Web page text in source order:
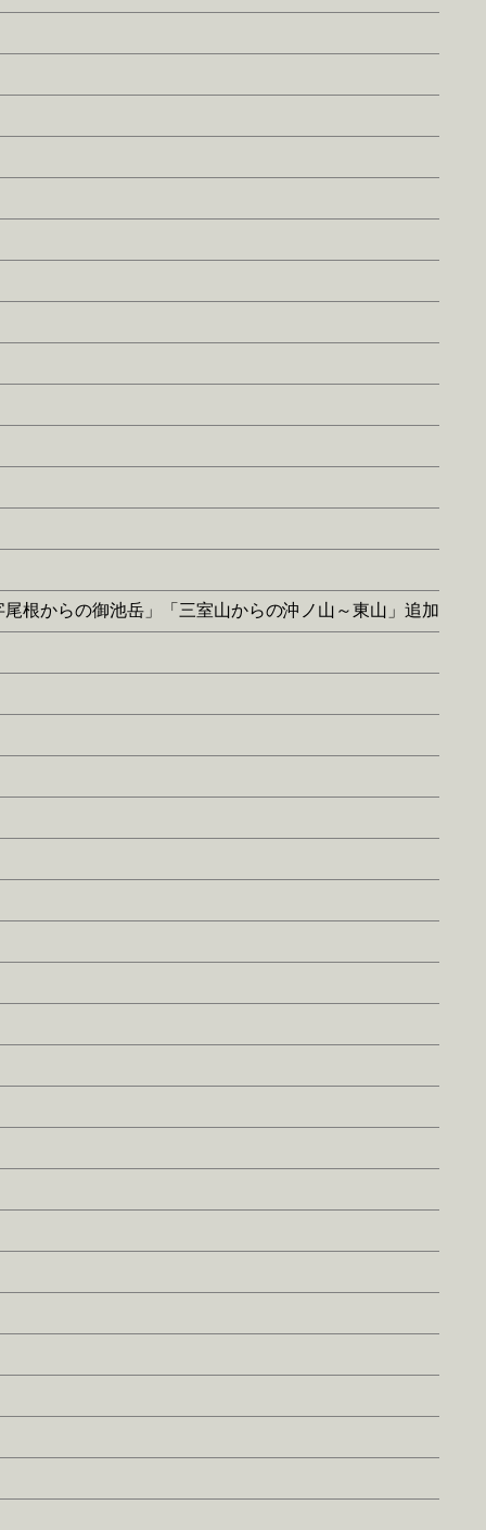
根からの御池岳」「三室山からの沖ノ山～東山」追加